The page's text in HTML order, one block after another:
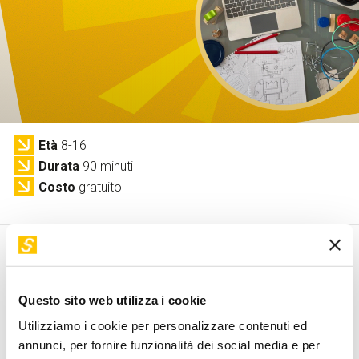
Questo sito web utilizza i cookie
Utilizziamo i cookie per personalizzare contenuti ed
annunci, per fornire funzionalità dei social media e per
Servizi e accessibilità
Contatti
Biglietti
Età 8-16
Durata 90 minuti
Costo gratuito
Attività
Bulloni, viti, rondelle e una carota. Cos'hanno in comune